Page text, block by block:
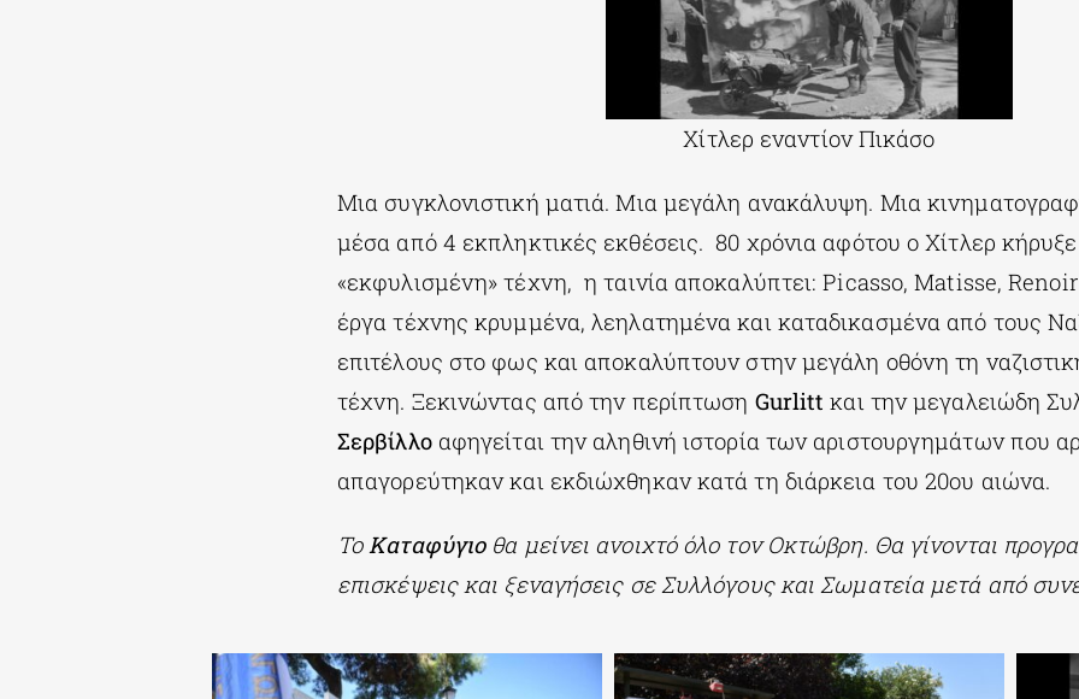
Χίτλερ εναντίον Πικάσο
Μια συγκλονιστική ματιά. Μια μεγάλη ανακάλυψη. Μια
μέσα από 4 εκπληκτικές εκθέσεις. 80 χρόνια αφότου ο Χίτλερ
«εκφυλισμένη» τέχνη, η ταινία αποκαλύπτει: Picasso, Matisse,
έργα τέχνης κρυμμένα, λεηλατημένα και καταδικασμένα από τους
επιτέλους στο φως και αποκαλύπτουν στην μεγάλη οθόνη τη
τέχνη. Ξεκινώντας από την περίπτωση Gurlitt και την μεγαλειώδη
Σερβίλλοαφηγείται την αληθινή ιστορία των αριστουργημάτων που
απαγορεύτηκαν και εκδιώχθηκαν κατά τη διάρκεια του 20ου αιώνα.
ΤοΚαταφύγιοθα μείνει ανοιχτό όλο τον Οκτώβρη. Θα γίνονται
επισκέψεις και ξεναγήσεις σε Συλλόγους και Σωματεία μετά από